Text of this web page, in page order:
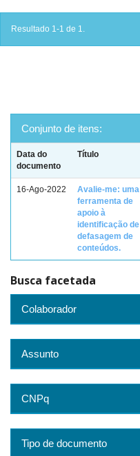
Resultado 1-1 de 1.
Conjunto de itens:
Data do
documento
Título
16-Ago-2022
Avalie-me: uma
ferramenta de
apoio à
identificação de
defasagem de
conteúdos.
Busca facetada
Colaborador
Assunto
CNPq
Tipo de documento